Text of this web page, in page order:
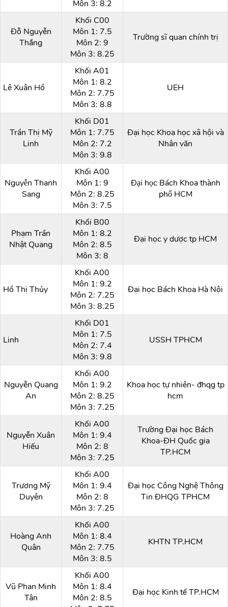
Môn 3: 8.2
Đỗ Nguyễn
Thắng
Khối C00
Môn 1: 7.5
Môn 2: 9
Môn 3: 8.25
Trường sĩ quan chính trị
Lê Xuân Hồ
Khối A01
Môn 1: 8.2
Môn 2: 7.75
Môn 3: 8.8
UEH
Trần Thị Mỹ
Linh
Khối D01
Môn 1: 7.75
Môn 2: 7.2
Môn 3: 9.8
Đại học Khoa học xã hội và
Nhân văn
Nguyễn Thanh
Sang
Khối A00
Môn 1: 9
Môn 2: 8.25
Môn 3: 7.5
Đại học Bách Khoa thành
phố HCM
Phạm Trần
Nhật Quang
Khối B00
Môn 1: 8.2
Môn 2: 8.5
Môn 3: 8
Đại học y dược tp HCM
Hồ Thị Thủy
Khối A00
Môn 1: 9.2
Môn 2: 7.25
Môn 3: 8.25
Đại học Bách Khoa Hà Nội
Linh
Khối D01
Môn 1: 7.5
Môn 2: 7.4
Môn 3: 9.8
USSH TPHCM
Nguyễn Quang
An
Khối A00
Môn 1: 9.2
Môn 2: 8.25
Môn 3: 7.25
Khoa học tự nhiên- đhqg tp
hcm
Nguyễn Xuân
Hiếu
Khối A00
Môn 1: 9.4
Môn 2: 8
Môn 3: 7.25
Trường Đại học Bách
Khoa-ĐH Quốc gia
TP.HCM
Trương Mỹ
Duyên
Khối A00
Môn 1: 9.4
Môn 2: 8
Môn 3: 7.25
Đại học Công Nghệ Thông
Tin ĐHQG TPHCM
Hoàng Anh
Quân
Khối A00
Môn 1: 8.4
Môn 2: 7.75
Môn 3: 8.5
KHTN TP.HCM
Vũ Phan Minh
Tân
Khối A00
Môn 1: 8.4
Môn 2: 8.5
Đại học Kinh tế TP.HCM